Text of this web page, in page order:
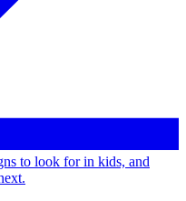
to look for in kids, and